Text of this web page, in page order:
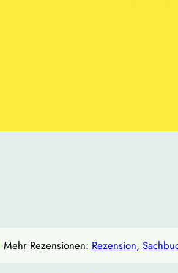
Mehr Rezensionen: Rezension,